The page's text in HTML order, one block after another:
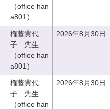
（office han
a801）
権藤貴代
子 先生
（office han
a801）
2026年8月30日
権藤貴代
子 先生
（office han
2026年8月30日